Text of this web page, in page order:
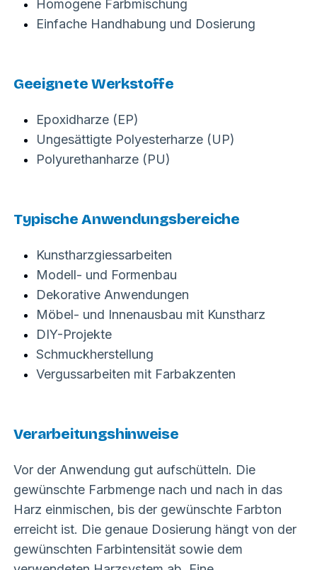
Homogene Farbmischung
Einfache Handhabung und Dosierung
Geeignete Werkstoffe
Epoxidharze (EP)
Ungesättigte Polyesterharze (UP)
Polyurethanharze (PU)
Typische Anwendungsbereiche
Kunstharzgiessarbeiten
Modell- und Formenbau
Dekorative Anwendungen
Möbel- und Innenausbau mit Kunstharz
DIY-Projekte
Schmuckherstellung
Vergussarbeiten mit Farbakzenten
Verarbeitungshinweise
Vor der Anwendung gut aufschütteln. Die
gewünschte Farbmenge nach und nach in das
Harz einmischen, bis der gewünschte Farbton
erreicht ist. Die genaue Dosierung hängt von der
gewünschten Farbintensität sowie dem